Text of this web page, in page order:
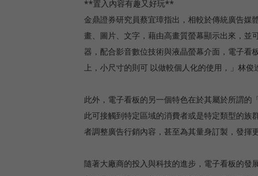
**置入內容有趣又好玩**
金鼎證券研究員蔡宜璋指出，相較於傳統廣告
畫、圖片、文字，藉由高畫質螢幕顯示出來，並
器，配合影音數位技術與液晶螢幕介面，電子
上，小尺寸的則可 以做較個人化的使用，」林俊
此外，電子看板的另一個特色在於其屬於所謂
此可接觸到特定區域的消費者或是特定類型的
者調整廣告行銷內容，甚至為其量身訂製，發揮
隨著大廠商的投入與科技的進步，電子看板的